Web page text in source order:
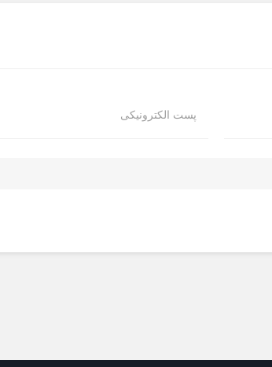
پست الکترونیکی